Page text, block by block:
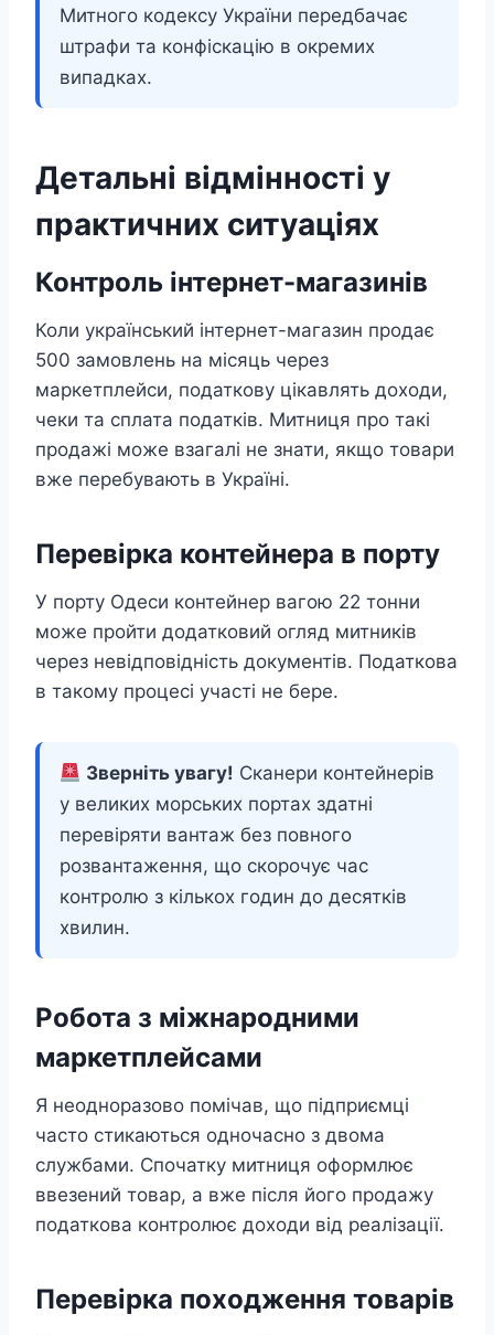
Митного кодексу України передбачає
штрафи та конфіскацію в окремих
випадках.
Детальні відмінності у
практичних ситуаціях
Контроль інтернет-магазинів
Коли український інтернет-магазин продає
500 замовлень на місяць через
маркетплейси, податкову цікавлять доходи,
чеки та сплата податків. Митниця про такі
продажі може взагалі не знати, якщо товари
вже перебувають в Україні.
Перевірка контейнера в порту
У порту Одеси контейнер вагою 22 тонни
може пройти додатковий огляд митників
через невідповідність документів. Податкова
в такому процесі участі не бере.
Зверніть увагу! Сканери контейнерів
у великих морських портах здатні
перевіряти вантаж без повного
розвантаження, що скорочує час
контролю з кількох годин до десятків
хвилин.
Робота з міжнародними
маркетплейсами
Я неодноразово помічав, що підприємці
часто стикаються одночасно з двома
службами. Спочатку митниця оформлює
ввезений товар, а вже після його продажу
податкова контролює доходи від реалізації.
Перевірка походження товарів